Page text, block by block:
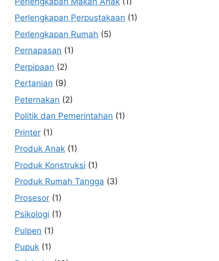
Perlengkapan Perpustakaan (1)
Perlengkapan Rumah (5)
Pernapasan (1)
Perpipaan (2)
Pertanian (9)
Peternakan (2)
Politik dan Pemerintahan (1)
Printer (1)
Produk Anak (1)
Produk Konstruksi (1)
Produk Rumah Tangga (3)
Prosesor (1)
Psikologi (1)
Pulpen (1)
Pupuk (1)